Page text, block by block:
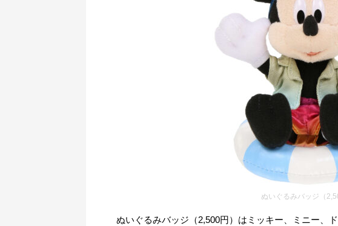
ぬいぐるみバッジ（
ぬいぐるみバッジ（2,500円）はミッキー、ミニー、